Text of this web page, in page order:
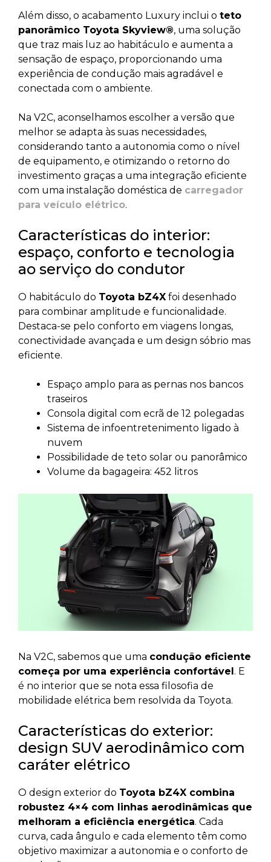
Além disso, o acabamento Luxury inclui o teto
panorâmico Toyota Skyview®, uma solução
que traz mais luz ao habitáculo e aumenta a
sensação de espaço, proporcionando uma
experiência de condução mais agradável e
conectada com o ambiente.
Na V2C, aconselhamos escolher a versão que
melhor se adapta às suas necessidades,
considerando tanto a autonomia como o nível
de equipamento, e otimizando o retorno do
investimento graças a uma integração eficiente
com uma instalação doméstica de carregador
para veículo elétrico.
Características do interior:
espaço, conforto e tecnologia
ao serviço do condutor
O habitáculo do Toyota bZ4X foi desenhado
para combinar amplitude e funcionalidade.
Destaca-se pelo conforto em viagens longas,
conectividade avançada e um design sóbrio mas
eficiente.
Espaço amplo para as pernas nos bancos
traseiros
Consola digital com ecrã de 12 polegadas
Sistema de infoentretenimento ligado à
nuvem
Possibilidade de teto solar ou panorâmico
Volume da bagageira: 452 litros
Na V2C, sabemos que uma condução eficiente
começa por uma experiência confortável. E
é no interior que se nota essa filosofia de
mobilidade elétrica bem resolvida da Toyota.
Características do exterior:
design SUV aerodinâmico com
caráter elétrico
O design exterior do Toyota bZ4X combina
robustez 4×4 com linhas aerodinâmicas que
melhoram a eficiência energética. Cada
curva, cada ângulo e cada elemento têm como
objetivo maximizar a autonomia e o conforto de